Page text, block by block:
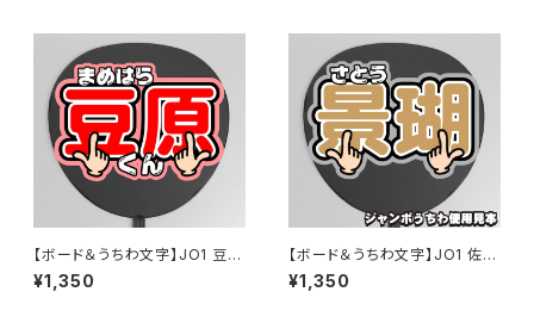
【ボード＆うちわ文字】JO1 豆原
一成くん①GO to The TOP 即
納 【JO1】
¥1,350
【ボード＆うちわ文字】JO1 佐藤
景瑚くん①GO to The TOP 即
納 【JO1】
¥1,350